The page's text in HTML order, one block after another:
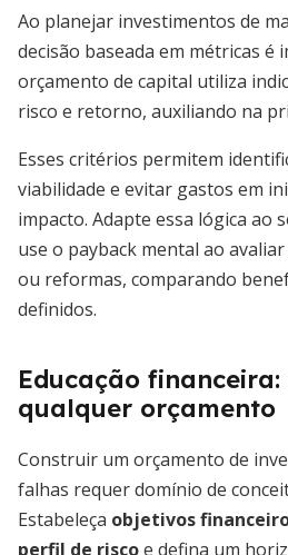
Ao planejar investimentos de
decisão baseada em métricas é
orçamento de capital utiliza
risco e retorno, auxiliando na
Esses critérios permitem
viabilidade e evitar gastos em
impacto. Adapte essa lógica ao
use o payback mental ao
ou reformas, comparando
definidos.
Educação
qualquer orçamento
Construir um orçamento de
falhas requer domínio de
Estabeleça objetivos
perfil de riscoe defina um